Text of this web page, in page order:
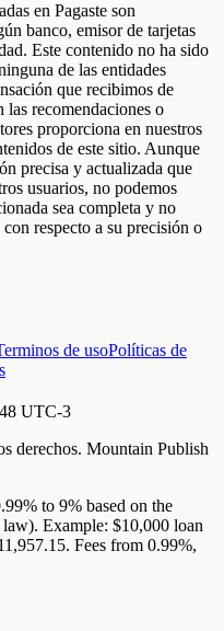
en Pagaste son
banco, emisor de tarjetas
Este contenido no ha sido
de las entidades
que recibimos de
recomendaciones o
proporciona en nuestros
de este sitio. Aunque
precisa y actualizada que
usuarios, no podemos
sea completa y no
respecto a su precisión o
de usoPolíticas de
UTC-3
derechos. Mountain Publish
to 9% based on the
Example: $10,000 loan
Fees from 0.99%,